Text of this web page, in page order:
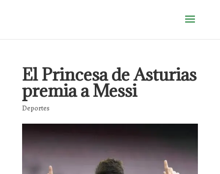
El Princesa de Asturias
premia a Messi
Deportes